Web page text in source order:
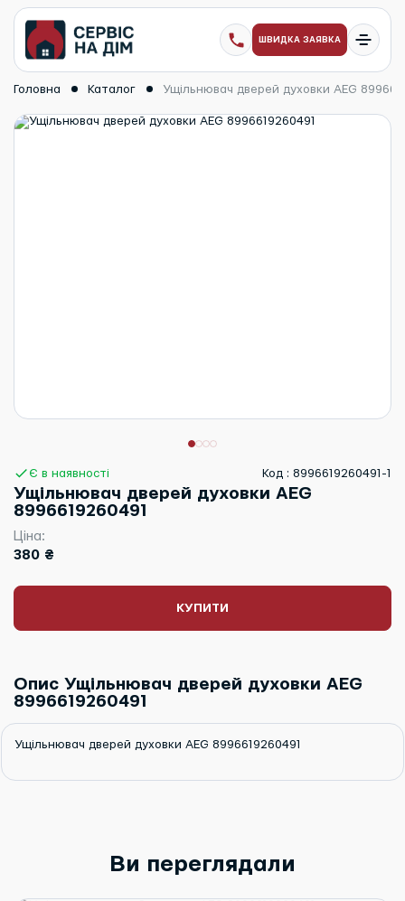
ШВИДКА ЗАЯВКА
Головна Каталог Ущільнювач дверей духовки AEG
Є в наявності Код : 8996619260491-1
Ущільнювач дверей духовки AEG
8996619260491
Ціна:
380 ₴
КУПИТИ
Опис Ущільнювач дверей духовки AEG
8996619260491
Ущільнювач дверей духовки AEG 8996619260491
Ви переглядали